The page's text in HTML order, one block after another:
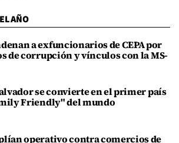
AÑO
a exfuncionarios de CEPA por
de corrupción y vínculos con la MS-
se convierte en el primer país
Friendly" del mundo
operativo contra comercios de